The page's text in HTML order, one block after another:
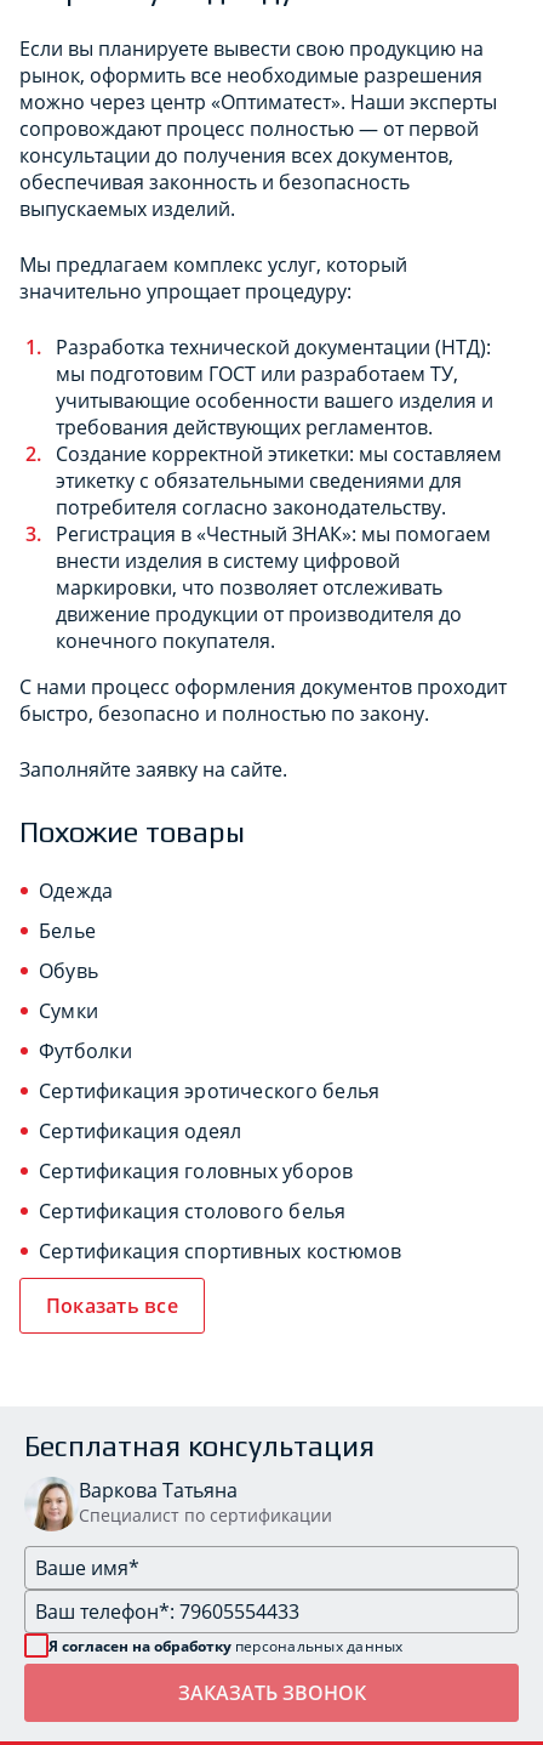
Если вы планируете вывести свою продукцию на
рынок, оформить все необходимые разрешения
можно через центр «Оптиматест». Наши эксперты
сопровождают процесс полностью — от первой
консультации до получения всех документов,
обеспечивая законность и безопасность
выпускаемых изделий.
Мы предлагаем комплекс услуг, который
значительно упрощает процедуру:
Разработка технической документации (НТД):
мы подготовим ГОСТ или разработаем ТУ,
учитывающие особенности вашего изделия и
требования действующих регламентов.
Создание корректной этикетки: мы составляем
этикетку с обязательными сведениями для
потребителя согласно законодательству.
Регистрация в «Честный ЗНАК»: мы помогаем
внести изделия в систему цифровой
маркировки, что позволяет отслеживать
движение продукции от производителя до
конечного покупателя.
С нами процесс оформления документов проходит
быстро, безопасно и полностью по закону.
Заполняйте заявку на сайте.
Похожие товары
Одежда
Белье
Обувь
Сумки
Футболки
Сертификация эротического белья
Сертификация одеял
Сертификация головных уборов
Сертификация столового белья
Сертификация спортивных костюмов
Показать все
Бесплатная консультация
Варкова Татьяна
Специалист по сертификации
Я согласен на обработку персональных данных